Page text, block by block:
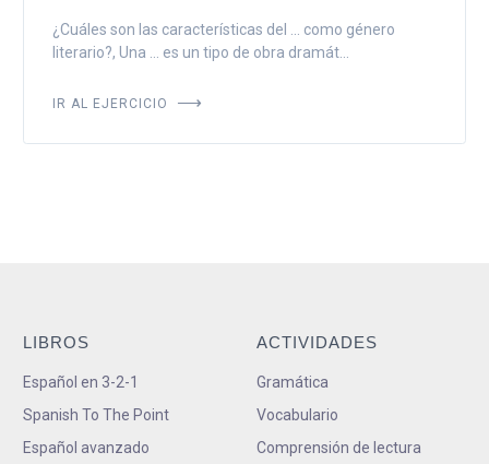
¿Cuáles son las características del ... como género
literario?, Una ... es un tipo de obra dramát...
IR AL EJERCICIO
LIBROS
Español en 3-2-1
Spanish To The Point
Español avanzado
ACTIVIDADES
Gramática
Vocabulario
Comprensión de lectura